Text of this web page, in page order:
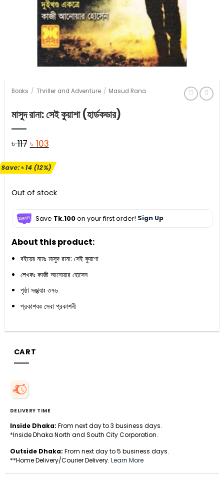
Books / Thriller and Adventure / Masud Rana
মাসুদ রানা: সেই কুয়াশা (হার্ডকভার)
৳117 Original
was:
৳ 103Current
is:
Save:৳14(12%)
Out of stock
Save Tk.100on your first order! Sign Up
About this product:
বইয়ের নামঃ মাসুদ রানা: সেই কুয়াশা
লেখকঃ কাজী আনোয়ার হোসেন
পৃষ্ঠা সঙ্খ্যাঃ ৩৭৬
প্রকাশকঃ সেবা প্রকাশনী
CART
DELIVERY TIME
Inside Dhaka: From next day to 3 business days.
*Inside Dhaka North and South City Corporation.
Outside Dhaka: From next day to 5 business days.
**Home Delivery/Courier Delivery. Learn More